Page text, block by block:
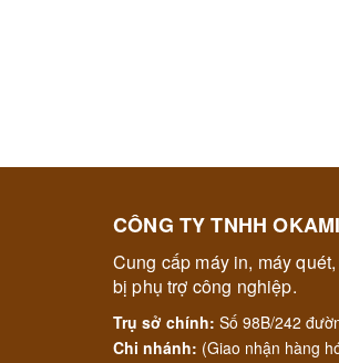
CÔNG TY TNHH OKAMI
Cung cấp máy in, máy
bị phụ trợ công nghiệp.
Trụ sở chính: Số 98B/242
Chi nhánh: (Giao nhận hàng